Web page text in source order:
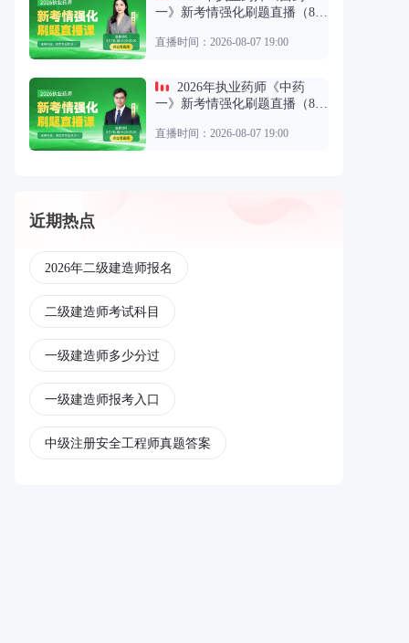
一》新考情强化刷题直播（8.
直播时间：2026-08-07 19:00
一》新考情强化刷题直播（8.
直播时间：2026-08-07 19:00
近期热点
2026年二级建造师报名
二级建造师考试科目
一级建造师多少分过
一级建造师报考入口
中级注册安全工程师真题答案